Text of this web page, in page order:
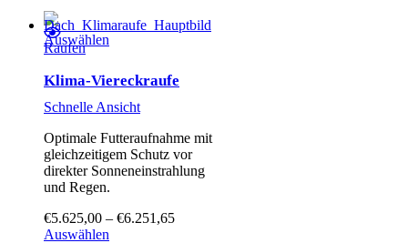
Auswählen
Raufen
Klima-Viereckraufe
Schnelle Ansicht
Optimale Futteraufnahme mit
gleichzeitigem Schutz vor
direkter Sonneneinstrahlung
und Regen.
€5.625,00 – €6.251,65
Auswählen